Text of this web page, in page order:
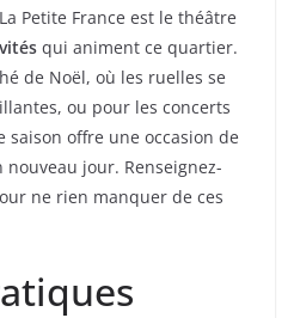
Petite France est le théâtre
qui animent ce quartier.
de Noël, où les ruelles se
ou pour les concerts
saison offre une occasion de
jour. Renseignez-
ne rien manquer de ces